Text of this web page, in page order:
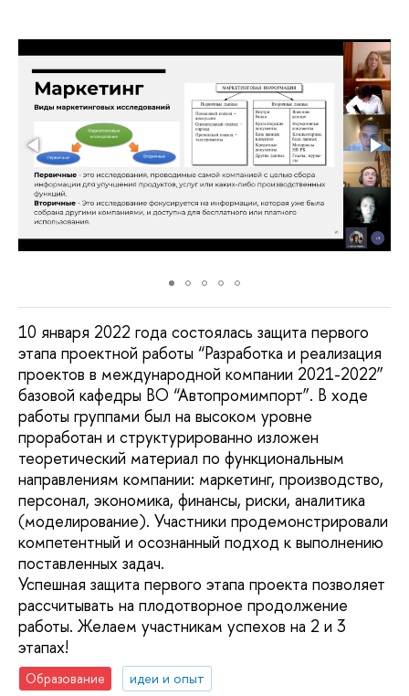
10 января 2022 года состоялась защита первого
этапа проектной работы “Разработка и реализация
проектов в международной компании 2021-2022”
базовой кафедры ВО “Автопромимпорт”. В ходе
работы группами был на высоком уровне
проработан и структурированно изложен
теоретический материал по функциональным
направлениям компании: маркетинг, производство,
персонал, экономика, финансы, риски, аналитика
(моделирование). Участники продемонстрировали
компетентный и осознанный подход к выполнению
поставленных задач.
Успешная защита первого этапа проекта позволяет
рассчитывать на плодотворное продолжение
работы. Желаем участникам успехов на 2 и 3
этапах!
Образование
идеи и опыт